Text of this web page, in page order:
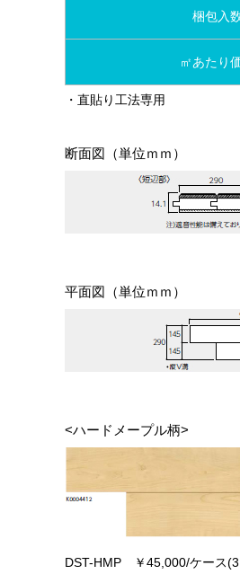
・直貼り工法専用
梱包入
㎡あたり
断面図（単位ｍｍ）
平面図（単位ｍｍ）
<ハードメープル柄>
DST-HMP ￥45,000/ケース